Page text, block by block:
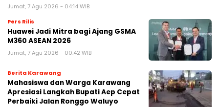
Jumat, 7 Agu 2026 - 04:14 WIB
Pers Rilis
Huawei Jadi Mitra bagi Ajang GSMA
M360 ASEAN 2026
Jumat, 7 Agu 2026 - 00:42 WIB
Berita Karawang
Mahasiswa dan Warga Karawang
Apresiasi Langkah Bupati Aep Cepat
Perbaiki Jalan Ronggo Waluyo